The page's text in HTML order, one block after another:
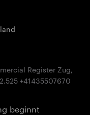
Register Zug,
beginnt